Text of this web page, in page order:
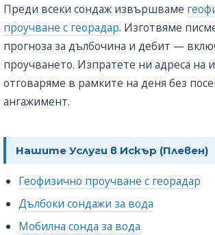
Преди всеки сондаж извършваме
проучване с георадар. Изготвяме
прогноза за дълбочина и дебит —
проучването. Изпратете ни адреса на
отговаряме в рамките на деня без
ангажимент.
Нашите Услуги в Искър (Плевен)
Геофизично проучване с георадар
Дълбоки сондажи за вода
Мобилна сонда за вода